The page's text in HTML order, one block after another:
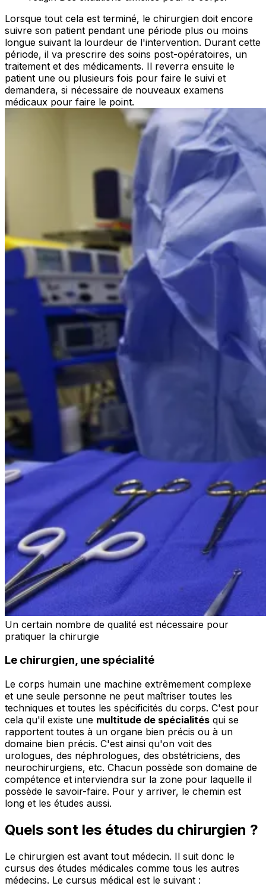
Lorsque tout cela est terminé, le chirurgien doit encore
suivre son patient pendant une période plus ou moins
longue suivant la lourdeur de l'intervention. Durant cette
période, il va prescrire des soins post-opératoires, un
traitement et des médicaments. Il reverra ensuite le
patient une ou plusieurs fois pour faire le suivi et
demandera, si nécessaire de nouveaux examens
médicaux pour faire le point.
Un certain nombre de qualité est nécessaire pour
pratiquer la chirurgie
Le chirurgien, une spécialité
Le corps humain une machine extrêmement complexe
et une seule personne ne peut maîtriser toutes les
techniques et toutes les spécificités du corps. C'est pour
cela qu'il existe une multitude de spécialités qui se
rapportent toutes à un organe bien précis ou à un
domaine bien précis. C'est ainsi qu'on voit des
urologues, des néphrologues, des obstétriciens, des
neurochirurgiens, etc. Chacun possède son domaine de
compétence et interviendra sur la zone pour laquelle il
possède le savoir-faire. Pour y arriver, le chemin est
long et les études aussi.
Quels sont les études du chirurgien ?
Le chirurgien est avant tout médecin. Il suit donc le
cursus des études médicales comme tous les autres
médecins. Le cursus médical est le suivant :